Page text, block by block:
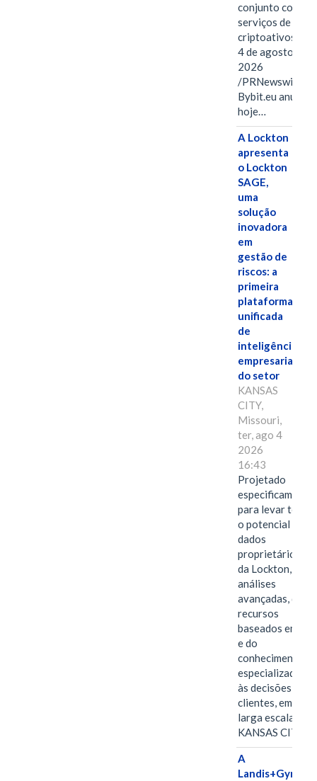
conjunto com os
serviços de
4 de agosto de
2026
/PRNewswire/
Bybit.eu
hoje…
A Lockton
apresenta
o Lockton
SAGE,
uma
solução
inovadora
em
gestão de
riscos: a
primeira
plataforma
unificada
de
inteligência
empresarial
do setor
KANSAS
CITY,
Missouri,
ter, ago 4
2026
16:43
Projetado
especificamente
para levar todo
o potencial dos
dados
proprietários
da Lockton, das
análises
avançadas, dos
recursos
baseados em IA
e do
conhecimento
especializado
às decisões dos
clientes, em
larga escala
KANSAS CITY,…
A
Landis+Gyr